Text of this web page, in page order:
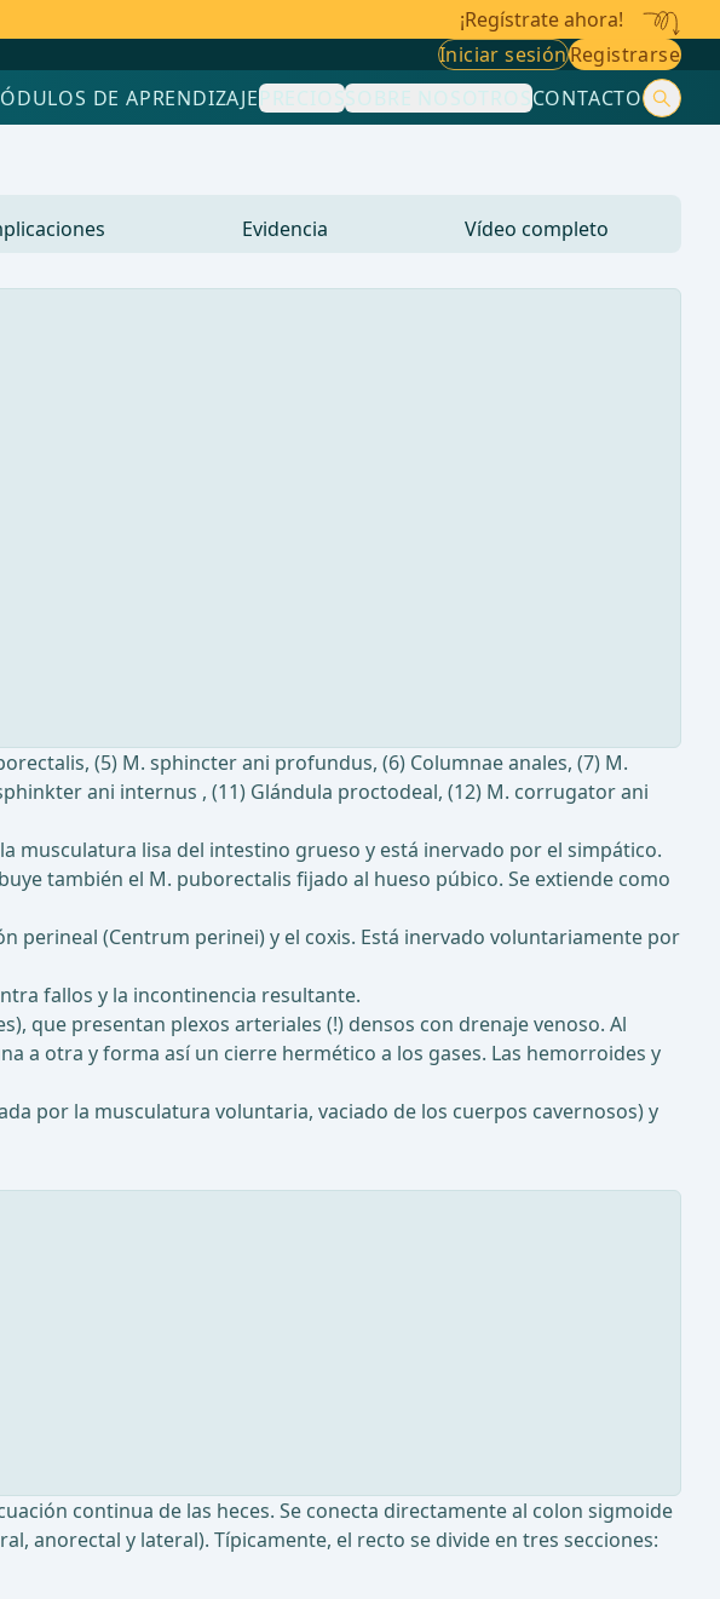
¡Regístrate ahora!
Iniciar sesiónRegistrarse
DE APRENDIZAJEPRECIOSSOBRE NOSOTROSCONTACTO
Evidencia Vídeo completo
(5) M. sphincter ani profundus, (6) Columnae anales, (7) M.
ani internus , (11) Glándula proctodeal, (12) M. corrugator ani
musculatura lisa del intestino grueso y está inervado por el simpático.
también el M. puborectalis fijado al hueso púbico. Se extiende como
perineal (Centrum perinei) y el coxis. Está inervado voluntariamente por
fallos y la incontinencia resultante.
que presentan plexos arteriales (!) densos con drenaje venoso. Al
a otra y forma así un cierre hermético a los gases. Las hemorroides y
por la musculatura voluntaria, vaciado de los cuerpos cavernosos) y
continua de las heces. Se conecta directamente al colon sigmoide
anorectal y lateral). Típicamente, el recto se divide en tres secciones: